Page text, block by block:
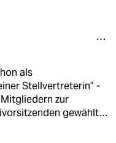
als
Stellvertreterin” -
zur
gewählt…